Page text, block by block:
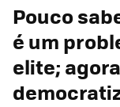
Pouco
é um
elite;